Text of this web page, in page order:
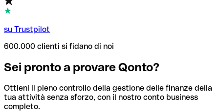
su Trustpilot
600.000 clienti si fidano di noi
Sei pronto a provare Qonto?
Ottieni il pieno controllo della gestione delle finanze della
tua attività senza sforzo, con il nostro conto business
completo.